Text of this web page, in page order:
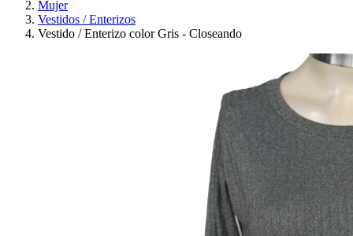
Mujer
Vestidos / Enterizos
Vestido / Enterizo color Gris - Closeando